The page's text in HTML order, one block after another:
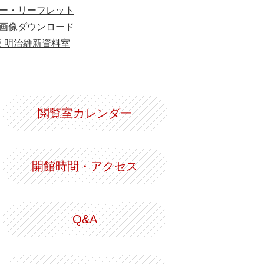
・リーフレット
像ダウンロード
明治維新資料室
閲覧室カレンダー
開館時間・アクセス
Q&A